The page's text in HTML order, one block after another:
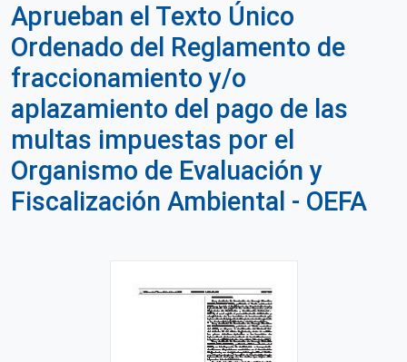
Aprueban el Texto Único
Ordenado del Reglamento de
fraccionamiento y/o
aplazamiento del pago de las
multas impuestas por el
Organismo de Evaluación y
Fiscalización Ambiental - OEFA